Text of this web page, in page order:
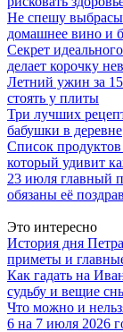
Не спешу
домашнее вино и
Секрет
делает корочку
Летний ужин за 15
стоять у плиты
Три лучших
бабушки в деревне
Список
который удивит
23 июля главный
обязаны её
Это интересно
История дня
приметы и
Как гадать на
судьбу и вещие
Что можно и
6 на 7 июля 2026